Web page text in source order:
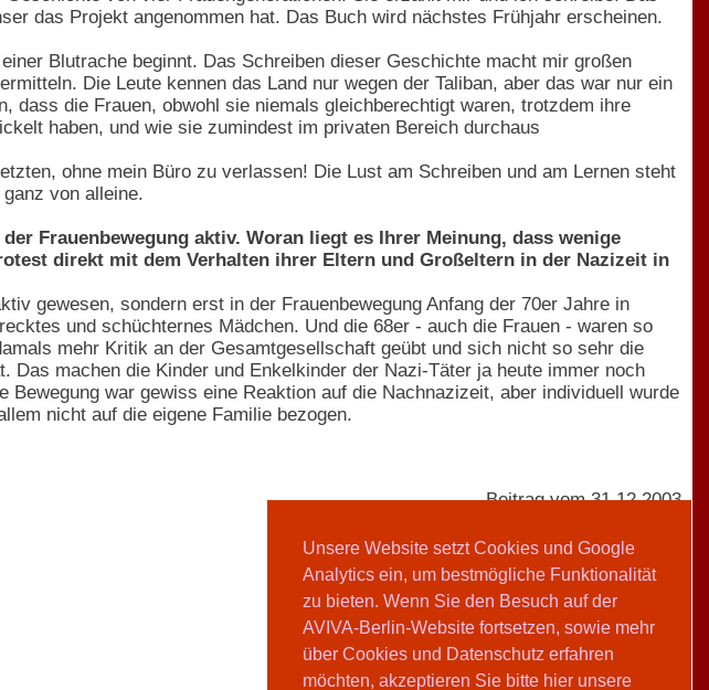
Unsere Website setzt Cookies und Google
Analytics ein, um bestmögliche Funktionalität
zu bieten. Wenn Sie den Besuch auf der
AVIVA-Berlin-Website fortsetzen, sowie mehr
über Cookies und Datenschutz erfahren
möchten, akzeptieren Sie bitte hier unsere
das Projekt angenommen hat. Das Buch wird nächstes Frühjahr erscheinen.
Blutrache beginnt. Das Schreiben dieser Geschichte macht mir großen
Die Leute kennen das Land nur wegen der Taliban, aber das war nur ein
dass die Frauen, obwohl sie niemals gleichberechtigt waren, trotzdem ihre
haben, und wie sie zumindest im privaten Bereich durchaus
ohne mein Büro zu verlassen! Die Lust am Schreiben und am Lernen steht
von alleine.
Frauenbewegung aktiv. Woran liegt es Ihrer Meinung, dass wenige
direkt mit dem Verhalten ihrer Eltern und Großeltern in der Nazizeit in
gewesen, sondern erst in der Frauenbewegung Anfang der 70er Jahre in
und schüchternes Mädchen. Und die 68er - auch die Frauen - waren so
mehr Kritik an der Gesamtgesellschaft geübt und sich nicht so sehr die
Das machen die Kinder und Enkelkinder der Nazi-Täter ja heute immer noch
Bewegung war gewiss eine Reaktion auf die Nachnazizeit, aber individuell wurde
nicht auf die eigene Familie bezogen.
Beitrag vom 31.12.2003
Sharon Adler
Teilen